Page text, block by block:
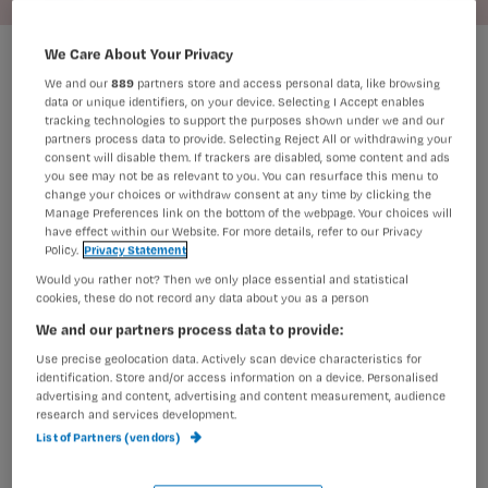
Foto:Maren Bruin
De volgende artikelen zijn
onderdeel van deze Challenge. Lees
de artikelen en doe de toets:
Challenge Voeding
Nursing Challenge
Ondervoeding | Alarmsignalen
en acties
We Care About Your Privacy
We and our889 partners store and access personal data, like browsing
data or unique identifiers, on your device. Selecting I Accept enables
tracking technologies to support the purposes shown under we and our
partners process data to provide. Selecting Reject All or withdrawing your
consent will disable them. If trackers are disabled, some content and ads
you see may not be as relevant to you. You can resurface this menu to
change your choices or withdraw consent at any time by clicking the
Manage Preferences link on the bottom of the webpage. Your choices will
have effect within our Website. For more details, refer to our Privacy
Policy. Privacy Statement
Would you rather not? Then we only place essential and statistical
cookies, these do not record any data about you as a person
We and our partners process data to provide:
Use precise geolocation data. Actively scan device characteristics for
identification. Store and/or access information on a device. Personalised
advertising and content, advertising and content measurement, audience
research and services development.
List of Partners (vendors)